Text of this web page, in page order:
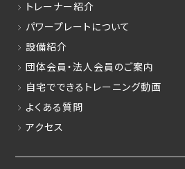
トレーナー紹介
パワープレートについて
設備紹介
団体会員・法人会員のご案内
自宅でできるトレーニング動画
よくある質問
アクセス